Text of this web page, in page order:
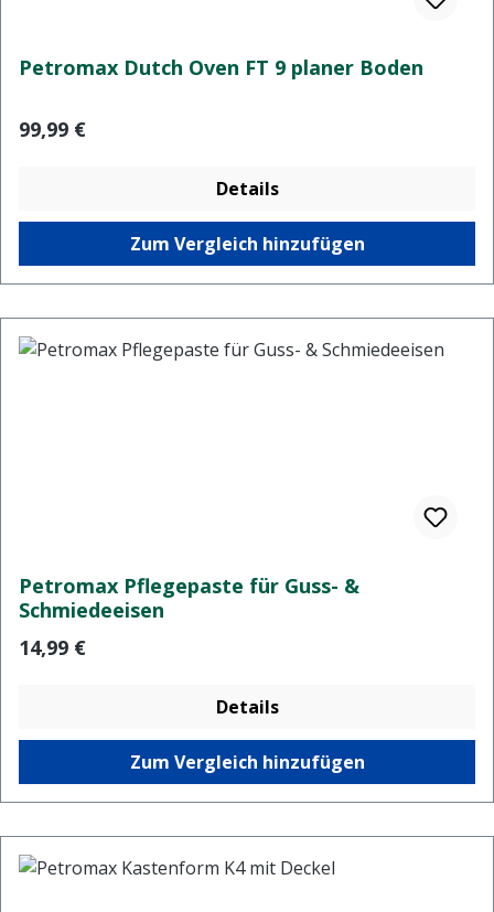
Petromax Dutch Oven FT 9 planer Boden
Regulärer Preis:
99,99 €
Details
Zum Vergleich hinzufügen
Petromax Pflegepaste für Guss- &
Schmiedeeisen
Regulärer Preis:
14,99 €
Details
Zum Vergleich hinzufügen